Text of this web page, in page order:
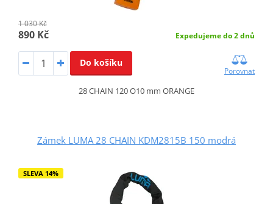
1 030 Kč
890 Kč Expedujeme do 2 dnů
Do košíku
Porovnat
28 CHAIN 120 O10 mm ORANGE
Zámek LUMA 28 CHAIN KDM2815B 150 modrá
SLEVA 14%